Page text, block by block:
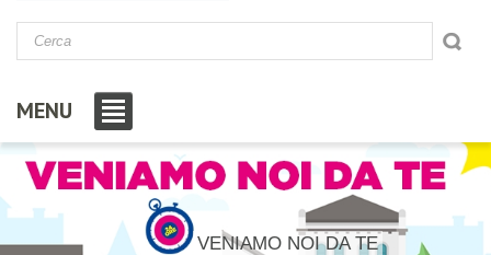
MENU
VENIAMO NOI DA TE